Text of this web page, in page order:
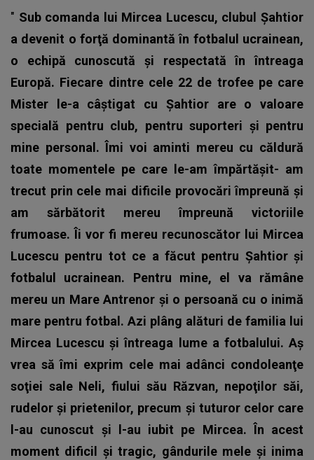
" Sub comanda lui Mircea Lucescu, clubul Şahtior
a devenit o forţă dominantă în fotbalul ucrainean,
o echipă cunoscută şi respectată în întreaga
Europă. Fiecare dintre cele 22 de trofee pe care
Mister le-a câştigat cu Şahtior are o valoare
specială pentru club, pentru suporteri şi pentru
mine personal. Îmi voi aminti mereu cu căldură
toate momentele pe care le-am împărtăşit- am
trecut prin cele mai dificile provocări împreună şi
am sărbătorit mereu împreună victoriile
frumoase. Îi vor fi mereu recunoscător lui Mircea
Lucescu pentru tot ce a făcut pentru Şahtior şi
fotbalul ucrainean. Pentru mine, el va rămâne
mereu un Mare Antrenor şi o persoană cu o inimă
mare pentru fotbal. Azi plâng alături de familia lui
Mircea Lucescu şi întreaga lume a fotbalului. Aş
vrea să îmi exprim cele mai adânci condoleanţe
soţiei sale Neli, fiului său Răzvan, nepoţilor săi,
rudelor şi prietenilor, precum şi tuturor celor care
l-au cunoscut şi l-au iubit pe Mircea. În acest
moment dificil şi tragic, gândurile mele şi inima